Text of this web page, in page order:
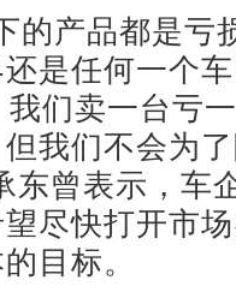
产品都是亏
是任何一个
们卖一台亏
我们不会为
东曾表示，车
尽快打开市
目标。